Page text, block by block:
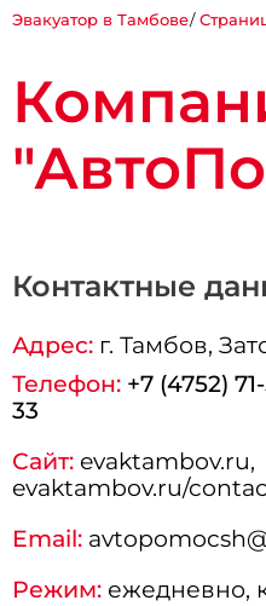
Эвакуатор в Тамбове
Контактные
Адрес: г.Тамбов,
Телефон: +7 (4752)
33
Сайт: evaktambov.ru,
evaktambov.ru/
Email:
Режим: ежедневно,